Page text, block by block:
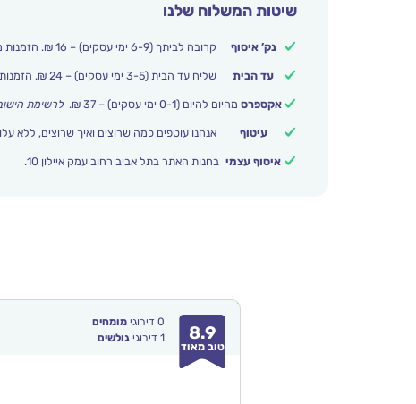
שיטות המשלוח שלנו
נק’ איסוף קרובה לביתך (6-9 ימי עסקים) – 16 ₪. הזמנות מעל 250 ₪ משלוח חינם.
עד הבית שליח עד הבית (3-5 ימי עסקים) – 24 ₪. הזמנות מעל 399 ₪ משלוח חינם.
אקספרס מהיום להיום (0-1 ימי עסקים) – 37 ₪. לרשימת
עיטוף אנחנו עוטפים כמה שרוצים ואיך שרוצים, ללא
איסוף עצמי בחנות האתר בתל אביב רחוב עמק איילון 10.
8.9
טוב מאוד
0 דירוגימומחים
1 דירוגיגולשים